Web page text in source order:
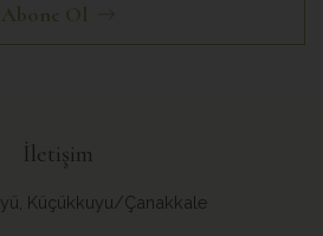
Abone Ol
İletişim
Küçükkuyu/Çanakkale